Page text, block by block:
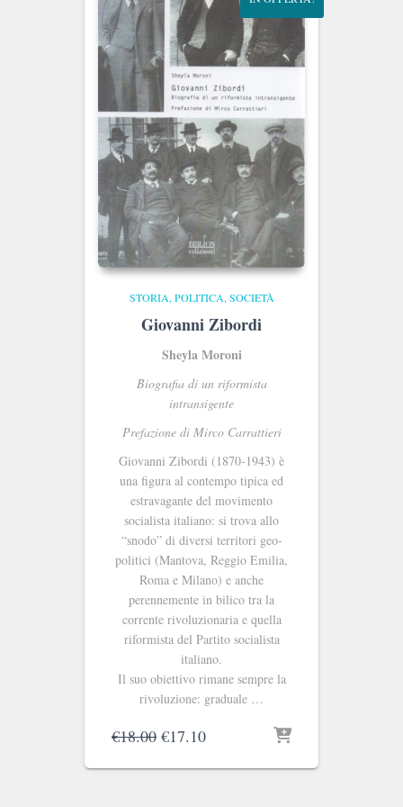
STORIA, POLITICA, SOCIETÀ
Giovanni Zibordi
Sheyla Moroni
Biografia di un riformista
intransigente
Prefazione di Mirco Carrattieri
Giovanni Zibordi (1870-1943) è
una figura al contempo tipica ed
estravagante del movimento
socialista italiano: si trova allo
“snodo” di diversi territori geo-
politici (Mantova, Reggio Emilia,
Roma e Milano) e anche
perennemente in bilico tra la
corrente rivoluzionaria e quella
riformista del Partito socialista
italiano.
Il suo obiettivo rimane sempre la
rivoluzione: graduale …
€18.00 Il
originale
€17.10Il
attuale